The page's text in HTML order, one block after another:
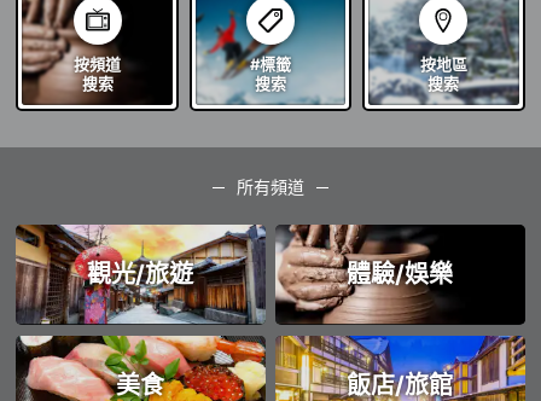
按頻道
搜索
#標籤
搜索
按地區
搜索
所有頻道
觀光/旅遊 體驗/娛樂
美食 飯店/旅館